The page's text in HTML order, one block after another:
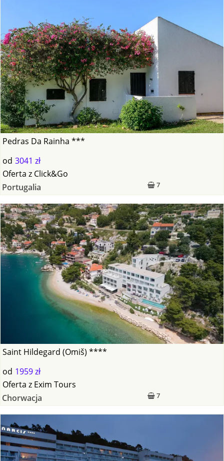
Pedras Da Rainha ***
od 3041 zł
7
Oferta z Click&Go
Portugalia
Saint Hildegard (Omiš) ****
od 1959 zł
7
Oferta z Exim Tours
Chorwacja